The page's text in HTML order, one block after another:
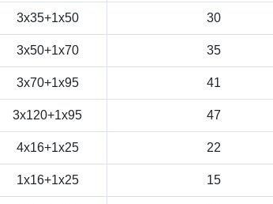
3x35+1x50 30
3x50+1x70 35
3x70+1x95 41
3x120+1x95 47
4x16+1x25 22
1x16+1x25 15